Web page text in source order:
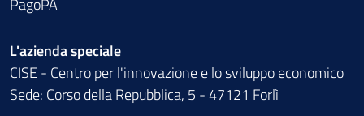
PagoPA
L'azienda speciale
CISE - Centro per l'innovazione e lo sviluppo economico
Sede: Corso della Repubblica, 5 - 47121 Forlì